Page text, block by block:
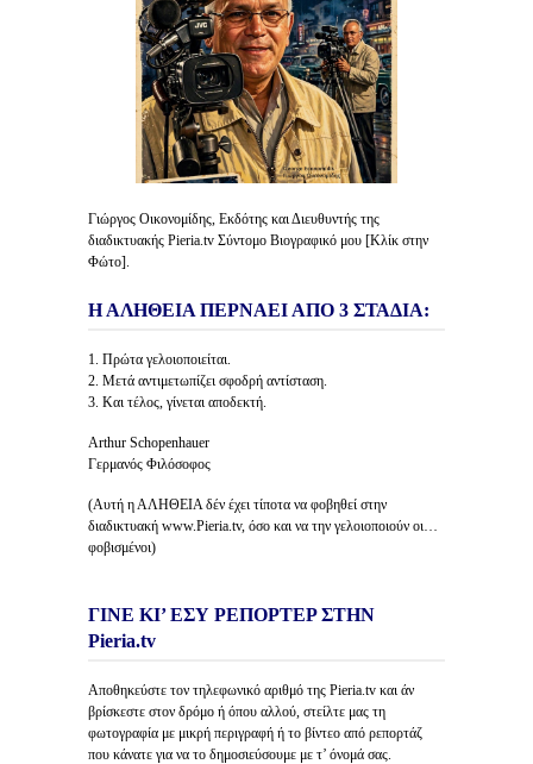
Γιώργος Οικονομίδης, Εκδότης και Διευθυντής της
διαδικτυακής Pieria.tv Σύντομο Βιογραφικό μου [Κλίκ στην
Φώτο].
Η ΑΛΗΘΕΙΑ ΠΕΡΝΑΕΙ ΑΠΟ 3 ΣΤΑΔΙΑ:
1. Πρώτα γελοιοποιείται.
2. Μετά αντιμετωπίζει σφοδρή αντίσταση.
3. Και τέλος, γίνεται αποδεκτή.
Arthur Schopenhauer
Γερμανός Φιλόσοφος
(Αυτή η ΑΛΗΘΕΙΑ δέν έχει τίποτα να φοβηθεί στην
διαδικτυακή www.Pieria.tv, όσο και να την γελοιοποιούν οι…
φοβισμένοι)
ΓΙΝΕ ΚΙ’ ΕΣΥ ΡΕΠΟΡΤΕΡ ΣΤΗΝ
Pieria.tv
Αποθηκεύστε τον τηλεφωνικό αριθμό της Pieria.tv και άν
βρίσκεστε στον δρόμο ή όπου αλλού, στείλτε μας τη
φωτογραφία με μικρή περιγραφή ή το βίντεο από ρεπορτάζ
που κάνατε για να το δημοσιεύσουμε με τ’ όνομά σας.